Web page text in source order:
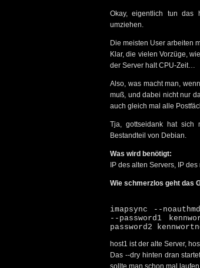
Okay, eigentlich tun das
umziehen.
Die meisten User arbeiten
Klar, die vielen Vorzüge,
der Server halt CPU-Zeit…
Also, was macht man,
muß, und dabei nicht nur
auch gleich mal alle
Tja, gottseidank hat sich
Bestandteil von Debian.
Was wird benötigt:
IP des alten Servers, IP
Wie schmerzlos geht das
imapsync --
--password1
password2
host1 ist der alte Server,
Das --dry hinten dran
sollte man schon mal